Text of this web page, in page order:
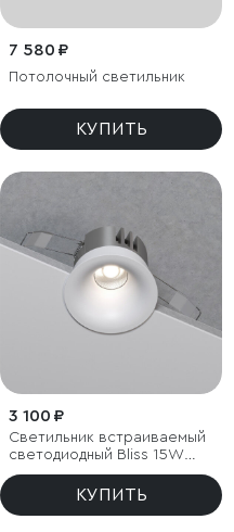
7 580 ₽
Потолочный светильник
КУПИТЬ
3 100 ₽
Светильник встраиваемый
светодиодный Bliss 15W
4000K белый
КУПИТЬ